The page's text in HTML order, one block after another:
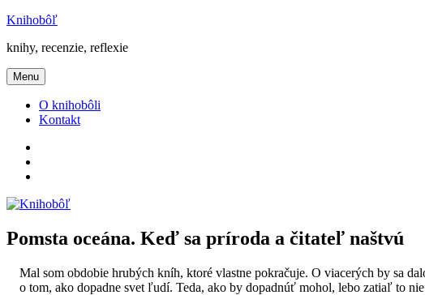
Prejsť
obsah
Knihobôľ
knihy, recenzie, reflexie
Menu
O knihobôli
Kontakt
Pomsta oceána. Keď sa príroda a čitateľ naštvú
Mal som obdobie hrubých kníh, ktoré vlastne pokračuje. O viacerých by sa
o tom, ako dopadne svet ľudí. Teda, ako by dopadnúť mohol, lebo zatiaľ to